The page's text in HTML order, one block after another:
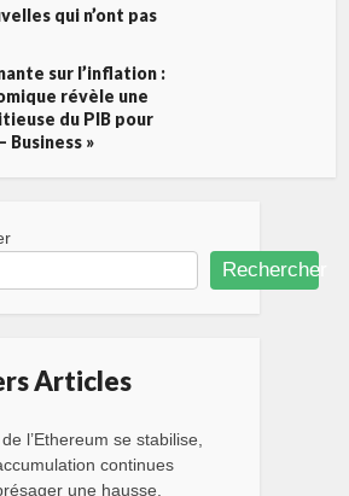
qui n’ont pas
sur l’inflation :
révèle une
du PIB pour
Business »
Rechercher
Articles
l’Ethereum se stabilise,
continues
une hausse.